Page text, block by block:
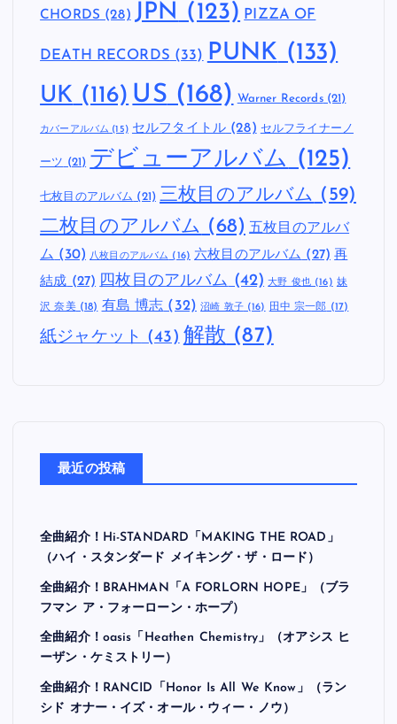
CHORDS (28) JPN (123) PIZZA OF
DEATH RECORDS (33) PUNK (133)
UK (116) US (168) Warner Records(21)
カバーアルバム (15) セルフタイトル(28) セルフライナーノ
ーツ (21) デビューアルバム (125)
七枚目のアルバム (21) 三枚目のアルバム (59)
二枚目のアルバム (68) 五枚目のアルバ
ム (30) 八枚目のアルバム (16) 六枚目のアルバム (27) 再
結成 (27) 四枚目のアルバム (42) 大野 俊也(16) 妹
沢 奈美(18) 有島 博志 (32) 沼崎 敦子(16) 田中 宗一郎 (17)
紙ジャケット (43) 解散 (87)
最近の投稿
全曲紹介！Hi-STANDARD「MAKING THE ROAD」
（ハイ・スタンダード メイキング・ザ・ロード）
全曲紹介！BRAHMAN「A FORLORN HOPE」（ブラ
フマン ア・フォーローン・ホープ）
全曲紹介！oasis「Heathen Chemistry」（オアシス ヒ
ーザン・ケミストリー）
全曲紹介！RANCID「Honor Is All We Know」（ラン
シド オナー・イズ・オール・ウィー・ノウ）